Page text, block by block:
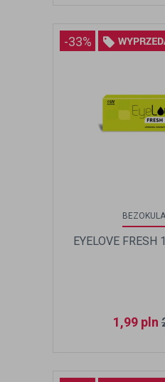
-33%
EYELOVE FRESH
1,99 pln